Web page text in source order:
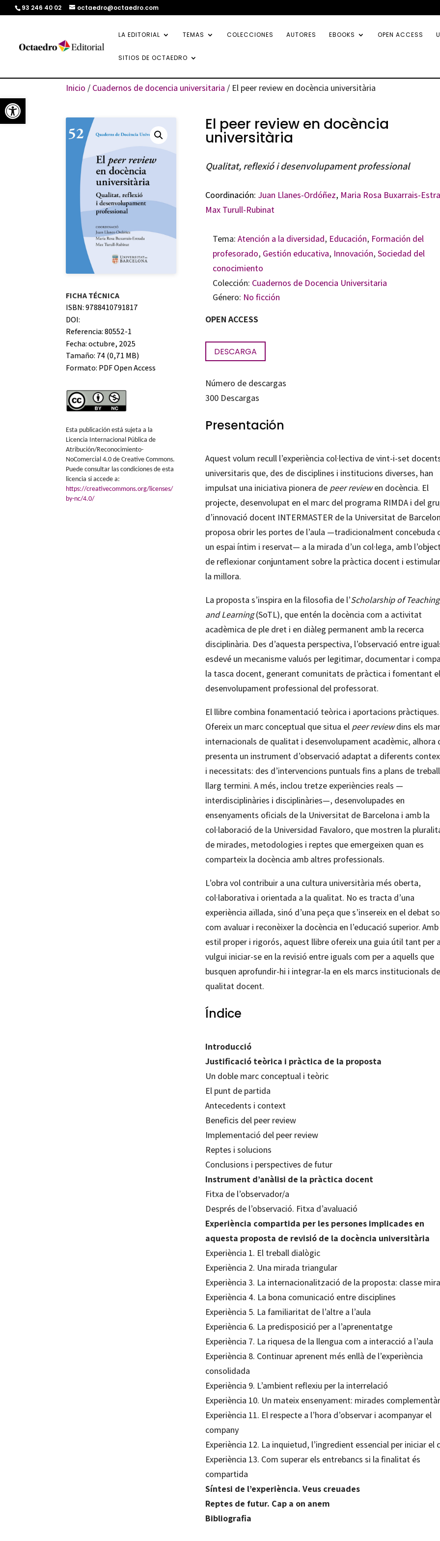
Abrir barra de herramientas
93 246 40 02 octaedro@octaedro.com
LA EDITORIAL TEMAS COLECCIONES AUTORES EBOOKS OPEN ACCESS
SITIOS DE OCTAEDRO
Inicio / Cuadernos de docencia universitaria / El peer review en docència universitària
FICHA TÉCNICA
ISBN: 9788410791817
DOI:
Referencia: 80552-1
Fecha: octubre, 2025
Tamaño: 74 (0,71 MB)
Formato: PDF Open Access
Esta publicación está sujeta a la
Licencia Internacional Pública de
Atribución/Reconocimiento-
NoComercial 4.0 de Creative Commons.
Puede consultar las condiciones de esta
licencia si accede a:
https://creativecommons.org/licenses/
by-nc/4.0/
El peer review en docència
universitària
Qualitat, reflexió i desenvolupament professional
Coordinación: Juan Llanes-Ordóñez, Maria Rosa Buxarrais-
Max Turull-Rubinat
Tema: Atención a la diversidad, Educación, Formación del
profesorado, Gestión educativa, Innovación, Sociedad del
conocimiento
Colección: Cuadernos de Docencia Universitaria
Género: No ficción
OPEN ACCESS
DESCARGA
Número de descargas
300Descargas
Presentación
Aquest volum recull l’experiència col·lectiva de vint-i-set
universitaris que, des de disciplines i institucions diverses, han
impulsat una iniciativa pionera de peer reviewen docència. El
projecte, desenvolupat en el marc del programa RIMDA i del
d’innovació docent INTERMASTER de la Universitat de
proposa obrir les portes de l’aula —tradicionalment concebuda
un espai íntim i reservat— a la mirada d’un col·lega, amb
de reflexionar conjuntament sobre la pràctica docent i
la millora.
La proposta s’inspira en la filosofia de l’Scholarship of Teaching
and Learning(SoTL), que entén la docència com a activitat
acadèmica de ple dret i en diàleg permanent amb la recerca
disciplinària. Des d’aquesta perspectiva, l’observació entre
esdevé un mecanisme valuós per legitimar, documentar i
la tasca docent, generant comunitats de pràctica i fomentant el
desenvolupament professional del professorat.
El llibre combina fonamentació teòrica i aportacions pràctiques.
Ofereix un marc conceptual que situa el peer reviewdins els
internacionals de qualitat i desenvolupament acadèmic, alhora
presenta un instrument d’observació adaptat a diferents
i necessitats: des d’intervencions puntuals fins a plans de
llarg termini. A més, inclou tretze experiències reals —
interdisciplinàries i disciplinàries—, desenvolupades en
ensenyaments oficials de la Universitat de Barcelona i amb la
col·laboració de la Universidad Favaloro, que mostren la
de mirades, metodologies i reptes que emergeixen quan es
comparteix la docència amb altres professionals.
L’obra vol contribuir a una cultura universitària més oberta,
col·laborativa i orientada a la qualitat. No es tracta d’una
experiència aïllada, sinó d’una peça que s’insereix en el debat
com avaluar i reconèixer la docència en l’educació superior. Amb
estil proper i rigorós, aquest llibre ofereix una guia útil tant per
vulgui iniciar-se en la revisió entre iguals com per a aquells que
busquen aprofundir-hi i integrar-la en els marcs institucionals de
qualitat docent.
Índice
Introducció
Justificació teòrica i pràctica de la proposta
Un doble marc conceptual i teòric
El punt de partida
Antecedents i context
Beneficis del peer review
Implementació del peer review
Reptes i solucions
Conclusions i perspectives de futur
Instrument d’anàlisi de la pràctica docent
Fitxa de l’observador/a
Després de l’observació. Fitxa d’avaluació
Experiència compartida per les persones implicades en
aquesta proposta de revisió de la docència universitària
Experiència 1. El treball dialògic
Experiència 2. Una mirada triangular
Experiència 3. La internacionalització de la proposta: classe
Experiència 4. La bona comunicació entre disciplines
Experiència 5. La familiaritat de l’altre a l’aula
Experiència 6. La predisposició per a l’aprenentatge
Experiència 7. La riquesa de la llengua com a interacció a l’aula
Experiència 8. Continuar aprenent més enllà de l’experiència
consolidada
Experiència 9. L’ambient reflexiu per la interrelació
Experiència 10. Un mateix ensenyament: mirades
Experiència 11. El respecte a l’hora d’observar i acompanyar el
company
Experiència 12. La inquietud, l’ingredient essencial per iniciar el
Experiència 13. Com superar els entrebancs si la finalitat és
compartida
Síntesi de l’experiència. Veus creuades
Reptes de futur. Cap a on anem
Bibliografia